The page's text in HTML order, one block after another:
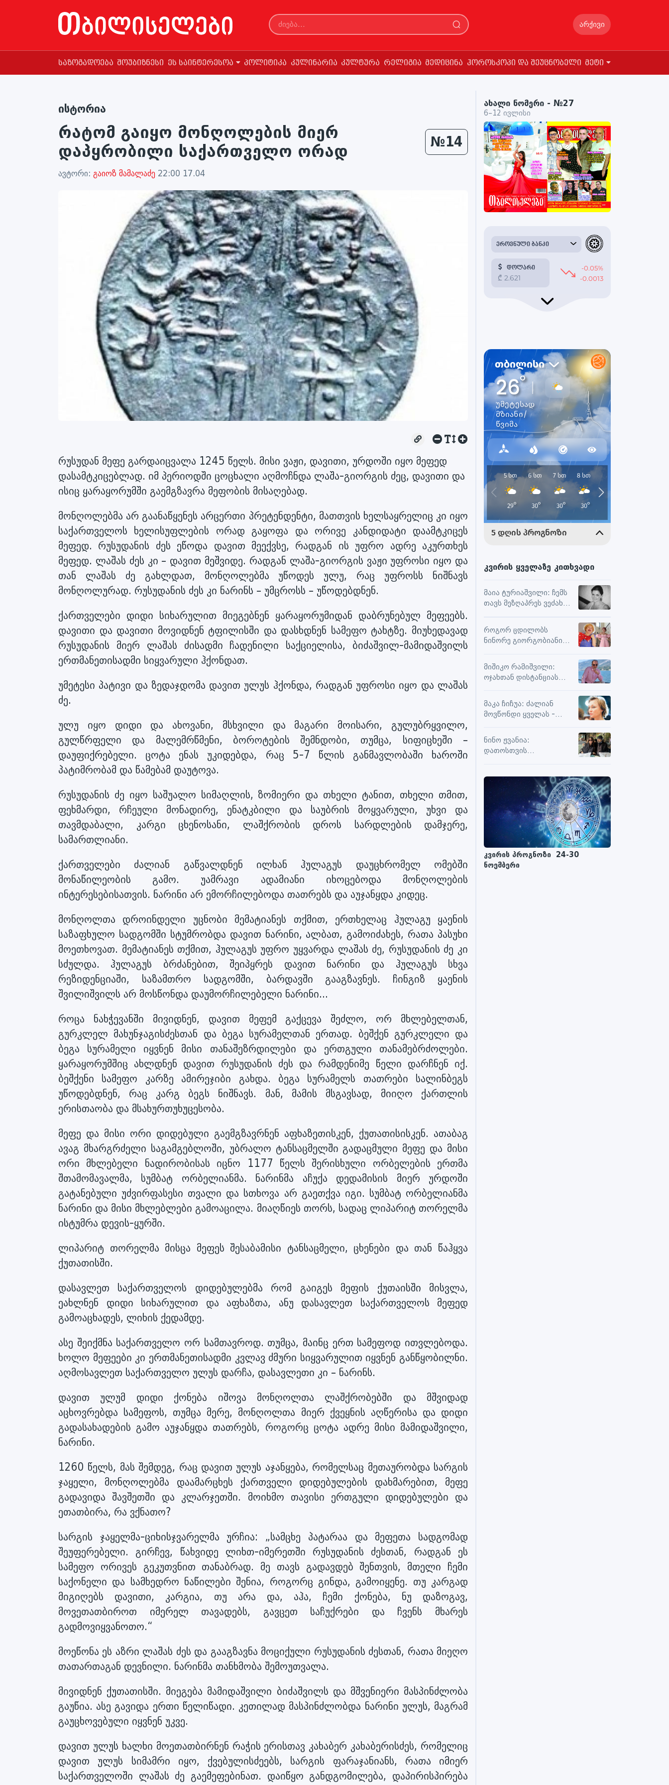
არქივი
საზოგადოება შოუბიზნესი ეს საინტერესოა პოლიტიკა კულინარია კულტურა რელიგია მედიცინა ჰოროსკოპი და შეუცნობელი მეტი
ისტორია
რატომ გაიყო მონღოლების მიერ
დაპყრობილი საქართველო ორად
№14
ავტორი: გაიოზ მამალაძე 22:00 17.04
რუსუდან მეფე გარდაიცვალა 1245 წელს. მისი ვაჟი, დავითი, ურდოში იყო მეფედ
დასამტკიცებლად. იმ პერიოდში ცოცხალი აღმოჩნდა ლაშა-გიორგის ძეც, დავითი და
ისიც ყარაყორუმში გაემგზავრა მეფობის მისაღებად.
მონღოლებმა არ გაანაწყენეს არცერთი პრეტენდენტი, მათთვის ხელსაყრელიც კი იყო
საქართველოს ხელისუფლების ორად გაყოფა და ორივე კანდიდატი დაამტკიცეს
მეფედ. რუსუდანის ძეს ეწოდა დავით მეექვსე, რადგან ის უფრო ადრე აკურთხეს
მეფედ. ლაშას ძეს კი – დავით მეშვიდე. რადგან ლაშა-გიორგის ვაჟი უფროსი იყო და
თან ლაშას ძე გახლდათ, მონღოლებმა უწოდეს ულუ, რაც უფროსს ნიშნავს
მონღოლურად. რუსუდანის ძეს კი ნარინს – უმცროსს – უწოდებდნენ.
ქართველები დიდი სიხარულით მიეგებნენ ყარაყორუმიდან დაბრუნებულ მეფეებს.
დავითი და დავითი მოვიდნენ ტფილისში და დასხდნენ სამეფო ტახტზე. მიუხედავად
რუსუდანის მიერ ლაშას ძისადმი ჩადენილი საქციელისა, ბიძაშვილ-მამიდაშვილს
ერთმანეთისადმი სიყვარული ჰქონდათ.
უმეტესი პატივი და ზედაჯდომა დავით ულუს ჰქონდა, რადგან უფროსი იყო და ლაშას
ძე.
ულუ იყო დიდი და ახოვანი, მსხვილი და მაგარი მოისარი, გულუბრყვილო,
გულწრფელი და მალემრწმენი, ბოროტების შემნდობი, თუმცა, სიფიცხეში –
დაუფიქრებელი. ცოტა ენას უკიდებდა, რაც 5-7 წლის განმავლობაში ხაროში
პატიმრობამ და წამებამ დაუტოვა.
რუსუდანის ძე იყო საშუალო სიმაღლის, ზომიერი და თხელი ტანით, თხელი თმით,
ფეხმარდი, რჩეული მონადირე, ენატკბილი და საუბრის მოყვარული, უხვი და
თავმდაბალი, კარგი ცხენოსანი, ლაშქრობის დროს სარდლების დამჯერე,
სამართლიანი.
ქართველები ძალიან გაწვალდნენ ილხან ჰულაგუს დაუცხრომელ ომებში
მონაწილეობის გამო. უამრავი ადამიანი იხოცებოდა მონღოლების
ინტერესებისათვის. ნარინი არ ემორჩილებოდა თათრებს და აუჯანყდა კიდეც.
მონღოლთა დროინდელი უცნობი მემატიანეს თქმით, ერთხელაც ჰულაგუ ყაენის
საზაფხულო სადგომში სტუმრობდა დავით ნარინი, ალბათ, გამოიძახეს, რათა პასუხი
მოეთხოვათ. მემატიანეს თქმით, ჰულაგუს უფრო უყვარდა ლაშას ძე, რუსუდანის ძე კი
სძულდა. ჰულაგუს ბრძანებით, შეიპყრეს დავით ნარინი და ჰულაგუს სხვა
რეზიდენციაში, საზამთრო სადგომში, ბარდავში გააგზავნეს. ჩინგიზ ყაენის
შვილიშვილს არ მოსწონდა დაუმორჩილებელი ნარინი...
როცა ნახჭევანში მივიდნენ, დავით მეფემ გაქცევა შეძლო, ორ მხლებელთან,
გურკლელ მახუნჯაგისძესთან და ბეგა სურამელთან ერთად. ბეშქენ გურკლელი და
ბეგა სურამელი იყვნენ მისი თანაშეზრდილები და ერთგული თანამებრძოლები.
ყარაყორუმშიც ახლდნენ დავით რუსუდანის ძეს და რამდენიმე წელი დარჩნენ იქ.
ბეშქენი სამეფო კარზე ამირეჯიბი გახდა. ბეგა სურამელს თათრები სალინბეგს
უწოდებდნენ, რაც კარგ ბეგს ნიშნავს. მან, მამის მსგავსად, მიიღო ქართლის
ერისთაობა და მსახურთუხუცესობა.
მეფე და მისი ორი დიდებული გაემგზავრნენ აფხაზეთისკენ, ქუთათისისკენ. ათაბაგ
ავაგ მხარგრძელი საგამგებლოში, უბრალო ტანსაცმელში გადაცმული მეფე და მისი
ორი მხლებელი ნადირობისას იცნო 1177 წელს შერისხული ორბელების ერთმა
შთამომავალმა, სუმბატ ორბელიანმა. ნარინმა აჩუქა დედამისის მიერ ურდოში
გატანებული უძვირფასესი თვალი და სთხოვა არ გაეთქვა იგი. სუმბატ ორბელიანმა
ნარინი და მისი მხლებლები გამოაცილა. მიაღწიეს თორს, სადაც ლიპარიტ თორელმა
ისტუმრა დევის-ყურში.
ლიპარიტ თორელმა მისცა მეფეს შესაბამისი ტანსაცმელი, ცხენები და თან წაჰყვა
ქუთათისში.
დასავლეთ საქართველოს დიდებულებმა რომ გაიგეს მეფის ქუთაისში მისვლა,
ეახლნენ დიდი სიხარულით და აფხაზთა, ანუ დასავლეთ საქართველოს მეფედ
გამოაცხადეს, ლიხის ქედამდე.
ასე შეიქმნა საქართველო ორ სამთავროდ. თუმცა, მაინც ერთ სამეფოდ ითვლებოდა.
ხოლო მეფეები კი ერთმანეთისადმი კვლავ ძმური სიყვარულით იყვნენ განწყობილნი.
აღმოსავლეთ საქართველო ულუს დარჩა, დასავლეთი კი – ნარინს.
დავით ულუმ დიდი ქონება იშოვა მონღოლთა ლაშქრობებში და მშვიდად
აცხოვრებდა სამეფოს, თუმცა მერე, მონღოლთა მიერ ქვეყნის აღწერისა და დიდი
გადასახადების გამო აუჯანყდა თათრებს, როგორც ცოტა ადრე მისი მამიდაშვილი,
ნარინი.
1260 წელს, მას შემდეგ, რაც დავით ულუს აჯანყება, რომელსაც მეთაურობდა სარგის
ჯაყელი, მონღოლებმა დაამარცხეს ქართველი დიდებულების დახმარებით, მეფე
გადავიდა შავშეთში და კლარჯეთში. მოიხმო თავისი ერთგული დიდებულები და
ეთათბირა, რა ვქნათო?
სარგის ჯაყელმა-ციხისჯვარელმა ურჩია: „სამცხე პატარაა და მეფეთა სადგომად
შეუფერებელი. გირჩევ, წახვიდე ლიხთ-იმერეთში რუსუდანის ძესთან, რადგან ეს
სამეფო ორივეს გეკუთვნით თანაბრად. მე თავს გადავდებ შენთვის, მთელი ჩემი
საქონელი და სამხედრო ნაწილები შენია, როგორც გინდა, გამოიყენე. თუ კარგად
მიგიღებს დავითი, კარგია, თუ არა და, აჰა, ჩემი ქონება, ნუ დაზოგავ,
მოვეთათბიროთ იმერელ თავადებს, გავცეთ საჩუქრები და ჩვენს მხარეს
გადმოვიყვანოთო.“
მოეწონა ეს აზრი ლაშას ძეს და გააგზავნა მოციქული რუსუდანის ძესთან, რათა მიეღო
თათართაგან დევნილი. ნარინმა თანხმობა შემოუთვალა.
მივიდნენ ქუთათისში. მიეგება მამიდაშვილი ბიძაშვილს და მშვენიერი მასპინძლობა
გაუწია. ასე გავიდა ერთი წელიწადი. კეთილად მასპინძლობდა ნარინი ულუს, მაგრამ
გაუცხოვებული იყვნენ უკვე.
დავით ულუს ხალხი მოეთათბირნენ რაჭის ერისთავ კახაბერ კახაბერისძეს, რომელიც
დავით ულუს სიმამრი იყო, ქვებულისძეებს, სარგის ფარაჯანიანს, რათა იმიერ
საქართველოში ლაშას ძე გაემეფებინათ. დაიწყო განდგომილება, დაპირისპირება
ახალი ნომერი - №27
6–12 ივლისი
კვირის ყველაზე კითხვადი
მაია ტურიაშვილი: ჩემს
თავს მეზღაპრეს ვეძახი,
ურთიერთობებსა და
შემოქმედებით
მუშაობაში
როგორ ცდილობს
ნინორე გიორგობიანი
მაქსიმალური
სიამოვნების მიღებას და
მოქმედებს თუ არა მასზე
მიშიკო რამიშვილი:
ოჯახთან დისტანციას
გრძელდება
მაკა ჩიჩუა: ძალიან
მოვწონდი ყველას -
გარეთ
ნინო ჟვანია:
დათოსთვის
კვირის პროგნოზი 24-30
ნოემბერი